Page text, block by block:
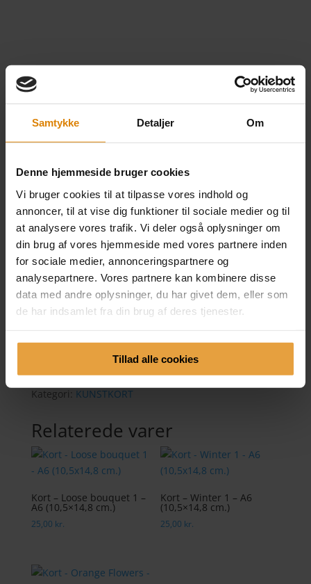
Samtykke Detaljer Om
Denne hjemmeside bruger cookies
Vi bruger cookies til at tilpasse vores indhold og
annoncer, til at vise dig funktioner til sociale medier og til
at analysere vores trafik. Vi deler også oplysninger om
din brug af vores hjemmeside med vores partnere inden
for sociale medier, annonceringspartnere og
analysepartnere. Vores partnere kan kombinere disse
data med andre oplysninger, du har givet dem, eller som
de har indsamlet fra din brug af deres tjenester.
Tillad alle cookies
Kort – Kølighed #3 – A6
(10,5×14,8 cm.)
25,00kr.
Dobbelt kunstkort trykt i lækkert 300. g. tykt papir.
Kortet har blanke sider indeni, hvor du kan skrive en
Der medfølger en hvid kuvert.
Ikke på lager
Kategori: KUNSTKORT
Relaterede varer
Kort – Loose bouquet 1 –
A6 (10,5×14,8 cm.)
25,00 kr.
Kort – Winter 1 – A6
(10,5×14,8 cm.)
25,00 kr.